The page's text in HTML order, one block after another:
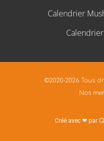
Calendrier
©2020-2026 Tous
Nos
Créé avec ❤ par